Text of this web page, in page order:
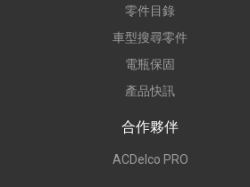
零件目錄
車型搜尋零件
電瓶保固
產品快訊
合作夥伴
ACDelco PRO